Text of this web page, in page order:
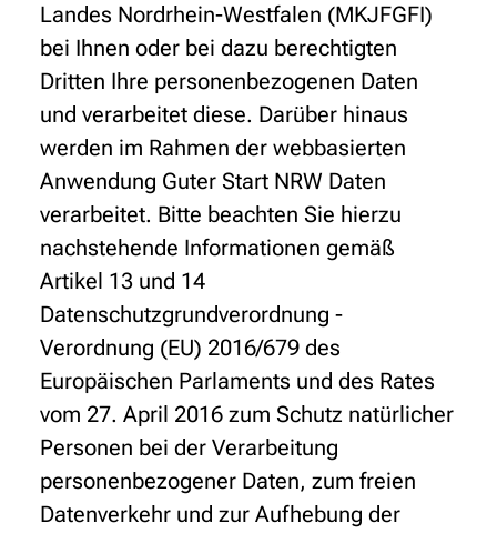
Landes Nordrhein-Westfalen (MKJFGFI)
bei Ihnen oder bei dazu berechtigten
Dritten Ihre personenbezogenen Daten
und verarbeitet diese. Darüber hinaus
werden im Rahmen der webbasierten
Anwendung Guter Start NRW Daten
verarbeitet. Bitte beachten Sie hierzu
nachstehende Informationen gemäß
Artikel 13 und 14
Datenschutzgrundverordnung -
Verordnung (EU) 2016/679 des
Europäischen Parlaments und des Rates
vom 27. April 2016 zum Schutz natürlicher
Personen bei der Verarbeitung
personenbezogener Daten, zum freien
Datenverkehr und zur Aufhebung der